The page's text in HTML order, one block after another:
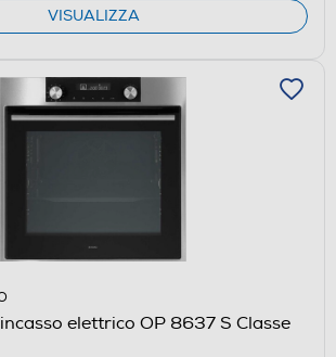
VISUALIZZA
elettrico OP 8637 S Classe